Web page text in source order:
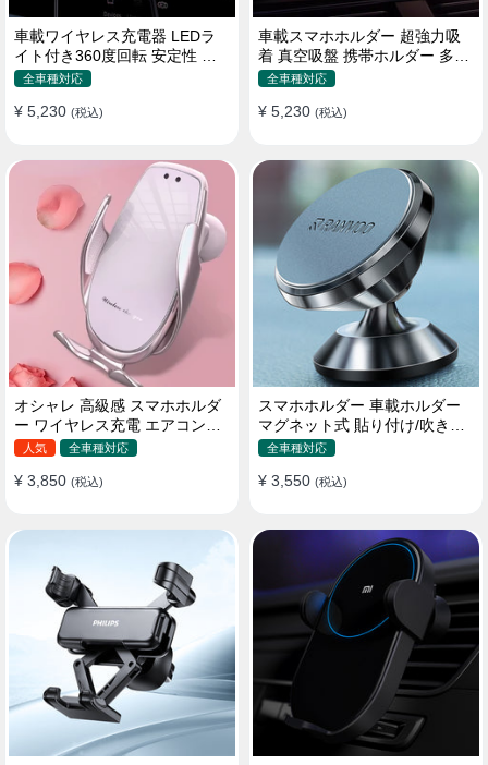
車載ワイヤレス充電器 LEDラ
イト付き360度回転 安定性 粘
着ゲル吸盤＆エアコン吹き出し
イヤレス充電 スマホホルダー
全車種対応
¥ 5,230 (税込)
車載スマホホルダー 超強力吸
着 真空吸盤 携帯ホルダー 多角
度調整 360°回転な台座 車用ホ
カー用品 全機種対応
全車種対応
¥ 5,230 (税込)
オシャレ 高級感 スマホホルダ
ー ワイヤレス充電 エアコン吹
き出し口/ 吸盤タイプ 女性
人気 全車種対応
¥ 3,850 (税込)
スマホホルダー 車載ホルダー
マグネット式 貼り付け/吹き出
し口 合金 多機種対応
全車種対応
¥ 3,550 (税込)